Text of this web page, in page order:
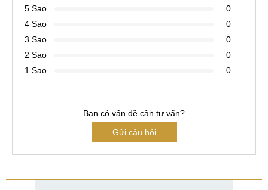
5 Sao
0
4 Sao
0
3 Sao
0
2 Sao
0
1 Sao
0
Bạn có vấn đề cần tư vấn?
Gửi câu hỏi